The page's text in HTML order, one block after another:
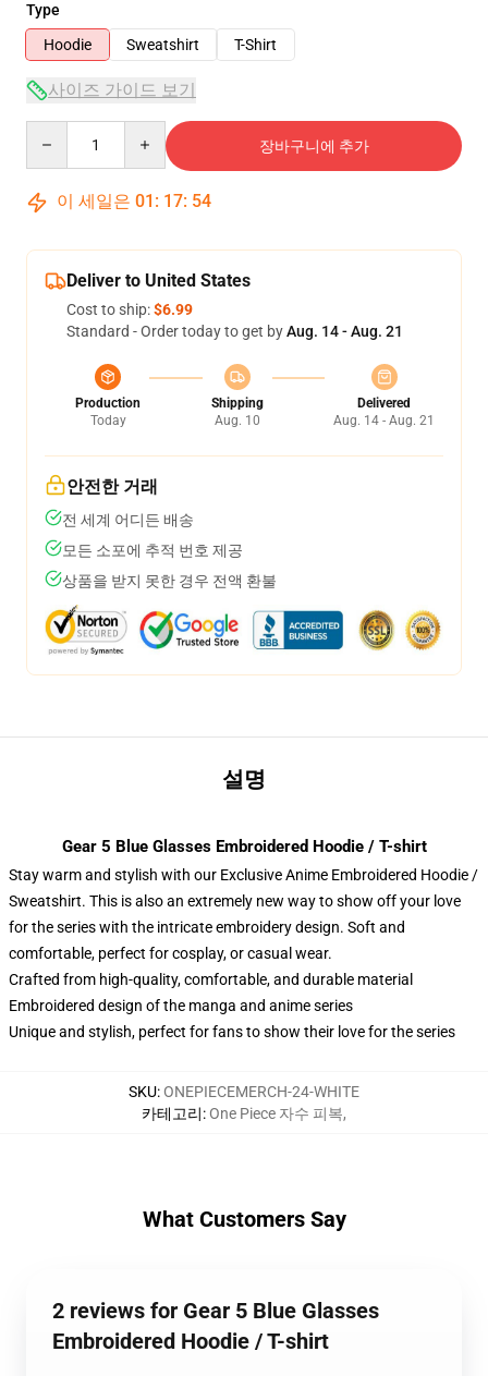
Type
Hoodie
Sweatshirt T-Shirt
사이즈 가이드 보기
장바구니에 추가
이 세일은 01 : 17: 54
Deliver to United States
Cost to ship:$6.99
Standard - Order today to get byAug. 14 - Aug. 21
Production
Today
Shipping
Aug. 10
Delivered
Aug. 14 - Aug. 21
안전한 거래
전 세계 어디든 배송
모든 소포에 추적 번호 제공
상품을 받지 못한 경우 전액 환불
설명
Gear 5 Blue Glasses Embroidered Hoodie / T-shirt
Stay warm and stylish with our Exclusive Anime Embroidered Hoodie /
Sweatshirt. This is also an extremely new way to show off your love
for the series with the intricate embroidery design. Soft and
comfortable, perfect for cosplay, or casual wear.
Crafted from high-quality, comfortable, and durable material
Embroidered design of the manga and anime series
Unique and stylish, perfect for fans to show their love for the series
SKU:ONEPIECEMERCH-24-WHITE
카테고리:One Piece 자수 피복,
What Customers Say
2 reviews for Gear 5 Blue Glasses
Embroidered Hoodie / T-shirt